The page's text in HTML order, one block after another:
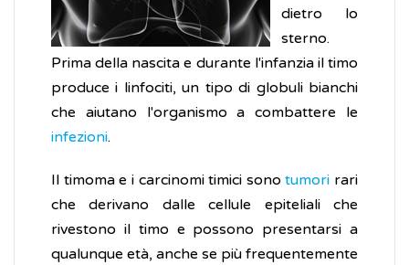
dietro lo
sterno.
Prima della nascita e durante l'infanzia il timo
produce i linfociti, un tipo di globuli bianchi
che aiutano l'organismo a combattere le
infezioni.
Il timoma e i carcinomi timici sonotumori rari
che derivano dalle cellule epiteliali che
rivestono il timo e possono presentarsi a
qualunque età, anche se più frequentemente